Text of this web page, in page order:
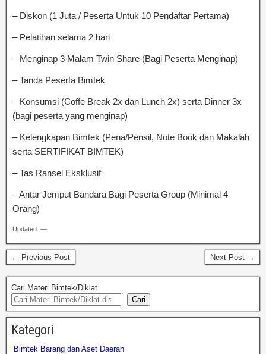
– Diskon (1 Juta / Peserta Untuk 10 Pendaftar Pertama)
– Pelatihan selama 2 hari
– Menginap 3 Malam Twin Share (Bagi Peserta Menginap)
– Tanda Peserta Bimtek
– Konsumsi (Coffe Break 2x dan Lunch 2x) serta Dinner 3x
(bagi peserta yang menginap)
– Kelengkapan Bimtek (Pena/Pensil, Note Book dan Makalah
serta SERTIFIKAT BIMTEK)
– Tas Ransel Eksklusif
– Antar Jemput Bandara Bagi Peserta Group (Minimal 4
Orang)
Updated: —
← Previous Post Next Post →
Cari Materi Bimtek/Diklat
Cari
Kategori
Bimtek Barang dan Aset Daerah